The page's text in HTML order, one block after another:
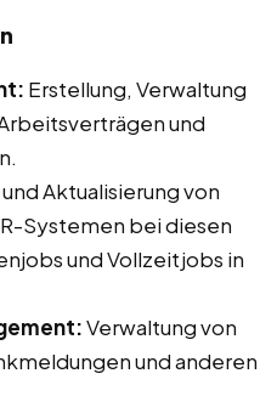
Erstellung, Verwaltung
und
Aktualisierung von
Systemen bei diesen
und Vollzeitjobs in
Verwaltung von
und anderen